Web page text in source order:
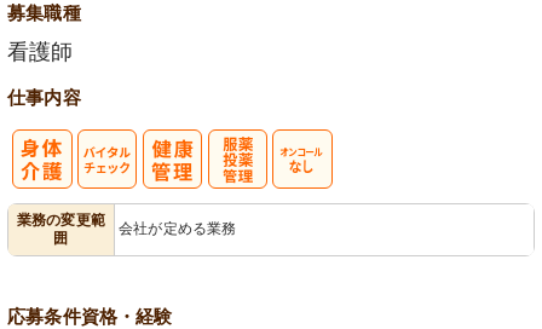
募集職種
看護師
仕事内容
業務の変更範
囲
会社が定める業務
応募条件資格・経験